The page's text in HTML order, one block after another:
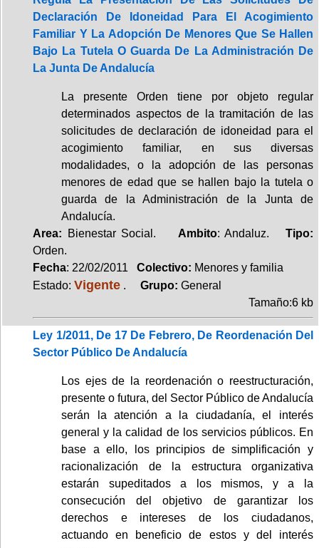
Declaración De Idoneidad Para El Acogimiento
Familiar Y La Adopción De Menores Que Se Hallen
Bajo La Tutela O Guarda De La Administración De
La Junta De Andalucía
La presente Orden tiene por objeto regular
determinados aspectos de la tramitación de las
solicitudes de declaración de idoneidad para el
acogimiento familiar, en sus diversas
modalidades, o la adopción de las personas
menores de edad que se hallen bajo la tutela o
guarda de la Administración de la Junta de
Andalucía.
Area: Bienestar Social. Ambito: Andaluz.Tipo:
Orden.
Fecha: 22/02/2011 Colectivo: Menores y familia
Estado: Vigente . Grupo: General
Tamaño:6 kb
Ley 1/2011, De 17 De Febrero, De Reordenación Del
Sector Público De Andalucía
Los ejes de la reordenación o reestructuración,
presente o futura, del Sector Público de Andalucía
serán la atención a la ciudadanía, el interés
general y la calidad de los servicios públicos. En
base a ello, los principios de simplificación y
racionalización de la estructura organizativa
estarán supeditados a los mismos, y a la
consecución del objetivo de garantizar los
derechos e intereses de los ciudadanos,
actuando en beneficio de estos y del interés